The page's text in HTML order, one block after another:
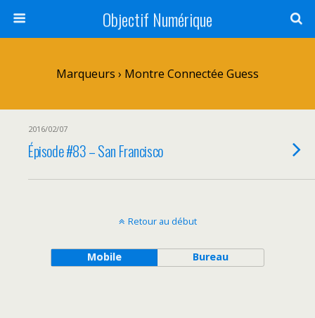
Objectif Numérique
Marqueurs › Montre Connectée Guess
2016/02/07
Épisode #83 – San Francisco
Retour au début
Mobile Bureau